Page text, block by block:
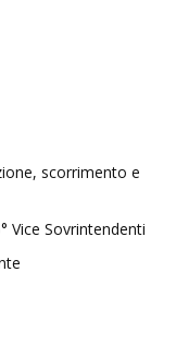
scorrimento e
Vice Sovrintendenti